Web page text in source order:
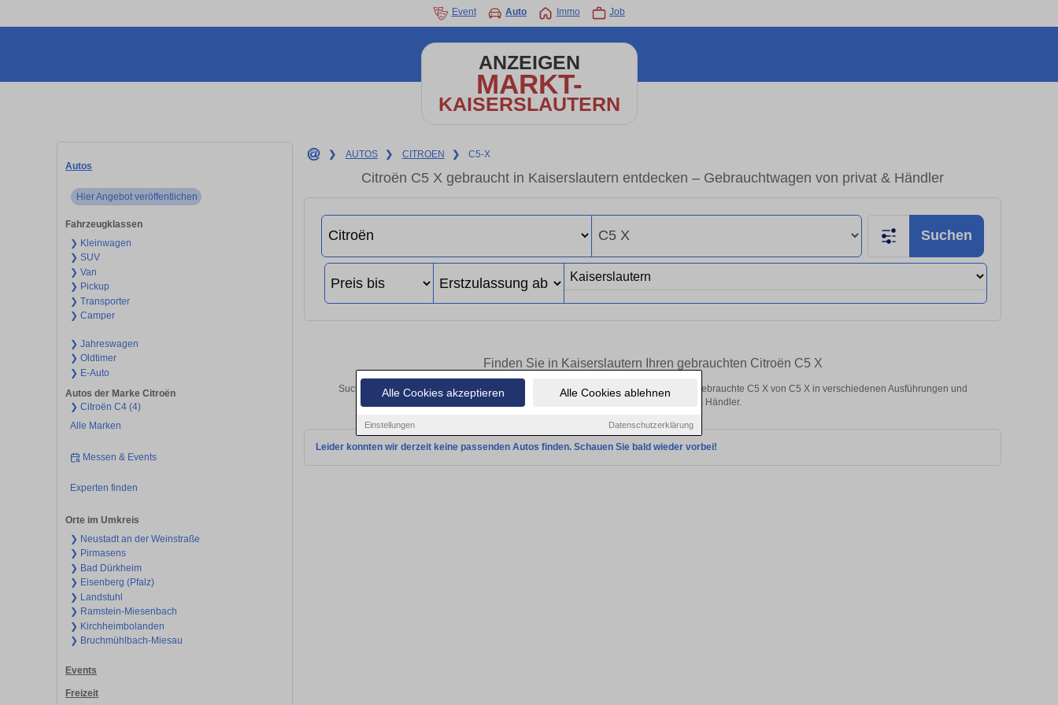
Alle Cookies akzeptieren Alle Cookies ablehnen
Einstellungen Datenschutzerklärung
Event Auto Immo Job
ANZEIGEN
MARKT-
KAISERSLAUTERN
Autos
Hier Angebot veröffentlichen
Fahrzeugklassen
❯ Kleinwagen
❯ SUV
❯ Van
❯ Pickup
❯ Transporter
❯ Camper
❯ Jahreswagen
❯ Oldtimer
❯ E-Auto
Autos der Marke Citroën
❯ Citroën C4 (4)
Alle Marken
Messen & Events
Experten finden
Orte im Umkreis
❯ Neustadt an der Weinstraße
❯ Pirmasens
❯ Bad Dürkheim
❯ Eisenberg (Pfalz)
❯ Landstuhl
❯ Ramstein-Miesenbach
❯ Kirchheimbolanden
❯ Bruchmühlbach-Miesau
Events
Freizeit
❯ AUTOS ❯ CITROEN ❯ C5-X
Citroën C5 X gebraucht in Kaiserslautern entdecken – Gebrauchtwagen von privat & Händler
Suchen
Finden Sie in Kaiserslautern Ihren gebrauchten Citroën C5 X
Suchen Sie in Kaiserslautern einen Citroën C5 X Gebrauchtwagen? Entdecken Sie gebrauchte C5 X von C5 X in verschiedenen Ausführungen und
Preisklassen von privat und vom Händler.
Leider konnten wir derzeit keine passenden Autos finden. Schauen Sie bald wieder vorbei!